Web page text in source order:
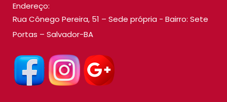
Endereço:
Rua Cônego Pereira, 51 – Sede própria - Bairro: Sete
Portas – Salvador-BA